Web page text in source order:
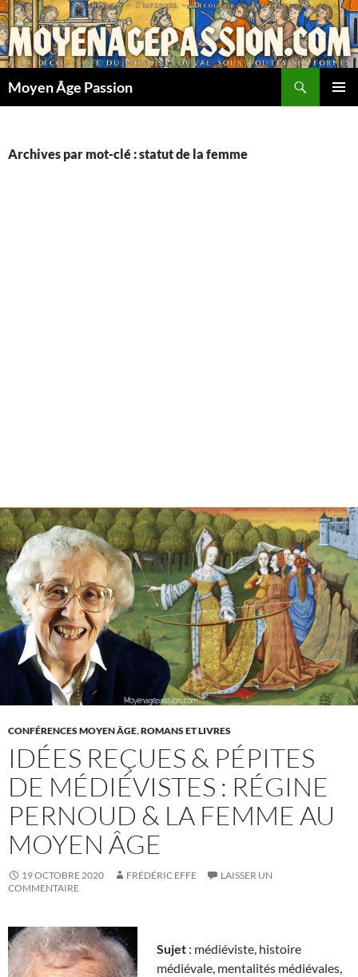
Aller
au
contenu
Moyen Âge Passion
Archives par mot-clé : statut de la femme
CONFÉRENCES MOYEN ÂGE,ROMANS ET LIVRES
IDÉES REÇUES & PÉPITES
DE MÉDIÉVISTES : RÉGINE
PERNOUD & LA FEMME AU
MOYEN ÂGE
19 OCTOBRE 2020 FRÉDÉRIC EFFE
LAISSER UN
COMMENTAIRE
Sujet : médiéviste, histoire
médiévale, mentalités médiévales,